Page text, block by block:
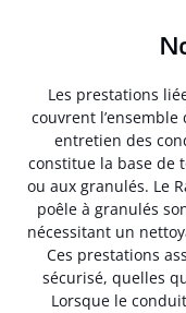
Les prestations
couvrent
entretien des
constitue la base de
ou aux granulés. Le
poêle à granulés
nécessitant un
Ces prestations
sécurisé, quelles
Lorsque le